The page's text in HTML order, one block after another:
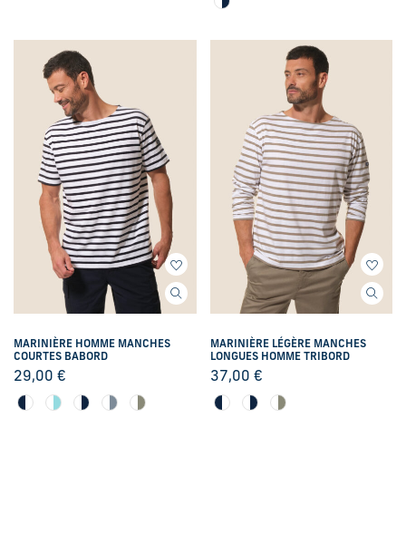
MARINIÈRE HOMME MANCHES
COURTES BABORD
29,00 €
MARINIÈRE LÉGÈRE MANCHES
LONGUES HOMME TRIBORD
37,00 €